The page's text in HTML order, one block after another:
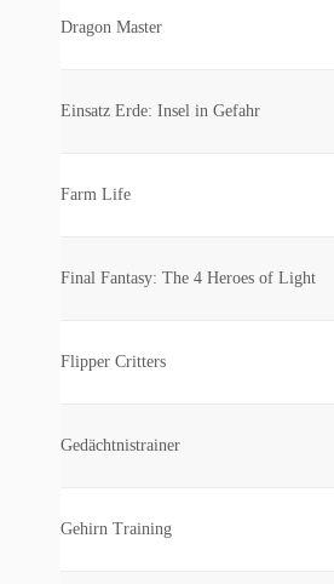
Dragon Master
Einsatz Erde: Insel in Gefahr
Farm Life
Final Fantasy: The 4 Heroes of Light
Flipper Critters
Gedächtnistrainer
Gehirn Training